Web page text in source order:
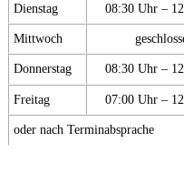
Dienstag 08:30 Uhr –
Mittwoch
Donnerstag 08:30 Uhr –
Freitag 07:00 Uhr –
oder nach Terminabsprache